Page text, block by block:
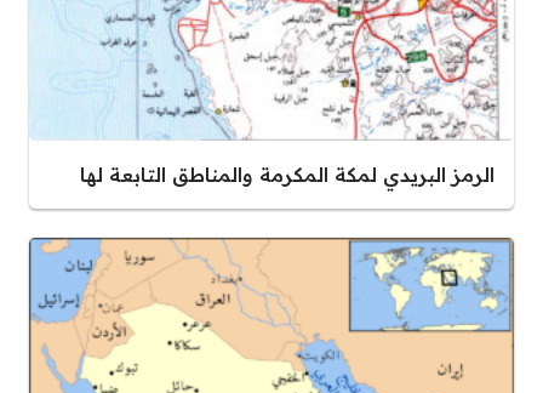
الرمز البريدي لمكة المكرمة والمناطق التابعة لها